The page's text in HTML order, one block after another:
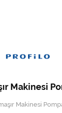
Makinesi
Makinesi